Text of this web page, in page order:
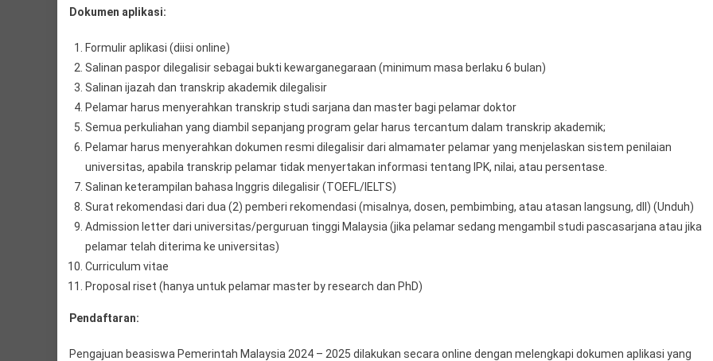
Dokumen aplikasi:
Formulir aplikasi (diisi online)
Salinan paspor dilegalisir sebagai bukti kewarganegaraan (minimum masa berlaku 6 bulan)
Salinan ijazah dan transkrip akademik dilegalisir
Pelamar harus menyerahkan transkrip studi sarjana dan master bagi pelamar doktor
Semua perkuliahan yang diambil sepanjang program gelar harus tercantum dalam transkrip akademik;
Pelamar harus menyerahkan dokumen resmi dilegalisir dari almamater pelamar yang menjelaskan sistem penilaian
universitas, apabila transkrip pelamar tidak menyertakan informasi tentang IPK, nilai, atau persentase.
Salinan keterampilan bahasa Inggris dilegalisir (TOEFL/IELTS)
Surat rekomendasi dari dua (2) pemberi rekomendasi (misalnya, dosen, pembimbing, atau atasan langsung, dll) (Unduh)
Admission letter dari universitas/perguruan tinggi Malaysia (jika pelamar sedang mengambil studi pascasarjana atau jika
pelamar telah diterima ke universitas)
Curriculum vitae
Proposal riset (hanya untuk pelamar master by research dan PhD)
Pendaftaran:
Pengajuan beasiswa Pemerintah Malaysia 2024 – 2025 dilakukan secara online dengan melengkapi dokumen aplikasi yang